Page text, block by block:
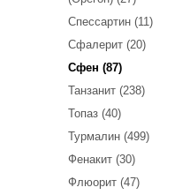
Спессартин (11)
Сфалерит (20)
Сфен (87)
Танзанит (238)
Топаз (40)
Турмалин (499)
Фенакит (30)
Флюорит (47)